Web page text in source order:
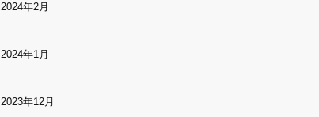
2024年2月
2024年1月
2023年12月